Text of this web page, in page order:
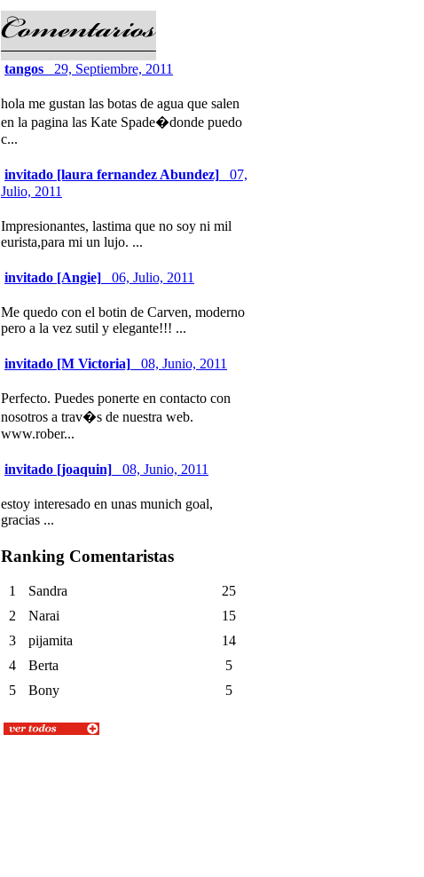
tangos 29, Septiembre, 2011
hola me gustan las botas de agua que salen
en la pagina las Kate Spade�donde puedo
c...
invitado [laura fernandez Abundez] 07,
Julio, 2011
Impresionantes, lastima que no soy ni mil
eurista,para mi un lujo. ...
invitado [Angie] 06, Julio, 2011
Me quedo con el botin de Carven, moderno
pero a la vez sutil y elegante!!! ...
invitado [M Victoria] 08, Junio, 2011
Perfecto. Puedes ponerte en contacto con
nosotros a trav�s de nuestra web.
www.rober...
invitado [joaquin] 08, Junio, 2011
estoy interesado en unas munich goal,
gracias ...
Ranking Comentaristas
1 Sandra
25
2
Narai
15
3
pijamita
14
4
Berta
5
5
Bony 5